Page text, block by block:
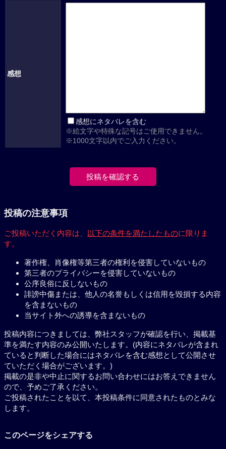
感想
感想にネタバレを含む
※絵文字や特殊な記号はご使用できません。
※1000文字以内でご入力ください。
投稿の注意事項
ご投稿いただく内容は、 以下の条件を満たしたものに限りま
す。
著作権、肖像権等第三者の権利を侵害していないもの
第三者のプライバシーを侵害していないもの
公序良俗に反しないもの
誹謗中傷または、他人の名誉もしくは信用を毀損する内容
を含まないもの
当サイト外への誘導を含まないもの
投稿内容につきましては、弊社スタッフが確認を行い、掲載基
準を満たす内容のみ公開いたします。(内容にネタバレが含まれ
ていると判断した場合にはネタバレを含む感想として公開させ
ていただく場合がございます。)
掲載の是非や中止に関するお問い合わせにはお答えできません
ので、予めご了承ください。
ご投稿されたことを以て、本投稿条件に同意されたものとみな
します。
このページをシェアする